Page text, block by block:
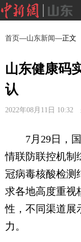
首页—山东新闻—正文
山东健康码
认
2022年08月11日
7月29日，国
情联防联控机制
冠病毒核酸检测
求各地高度重视
性，不同渠道展
力。